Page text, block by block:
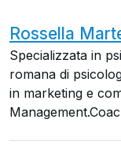
Rossella
Specializzata in
romana di
in marketing e